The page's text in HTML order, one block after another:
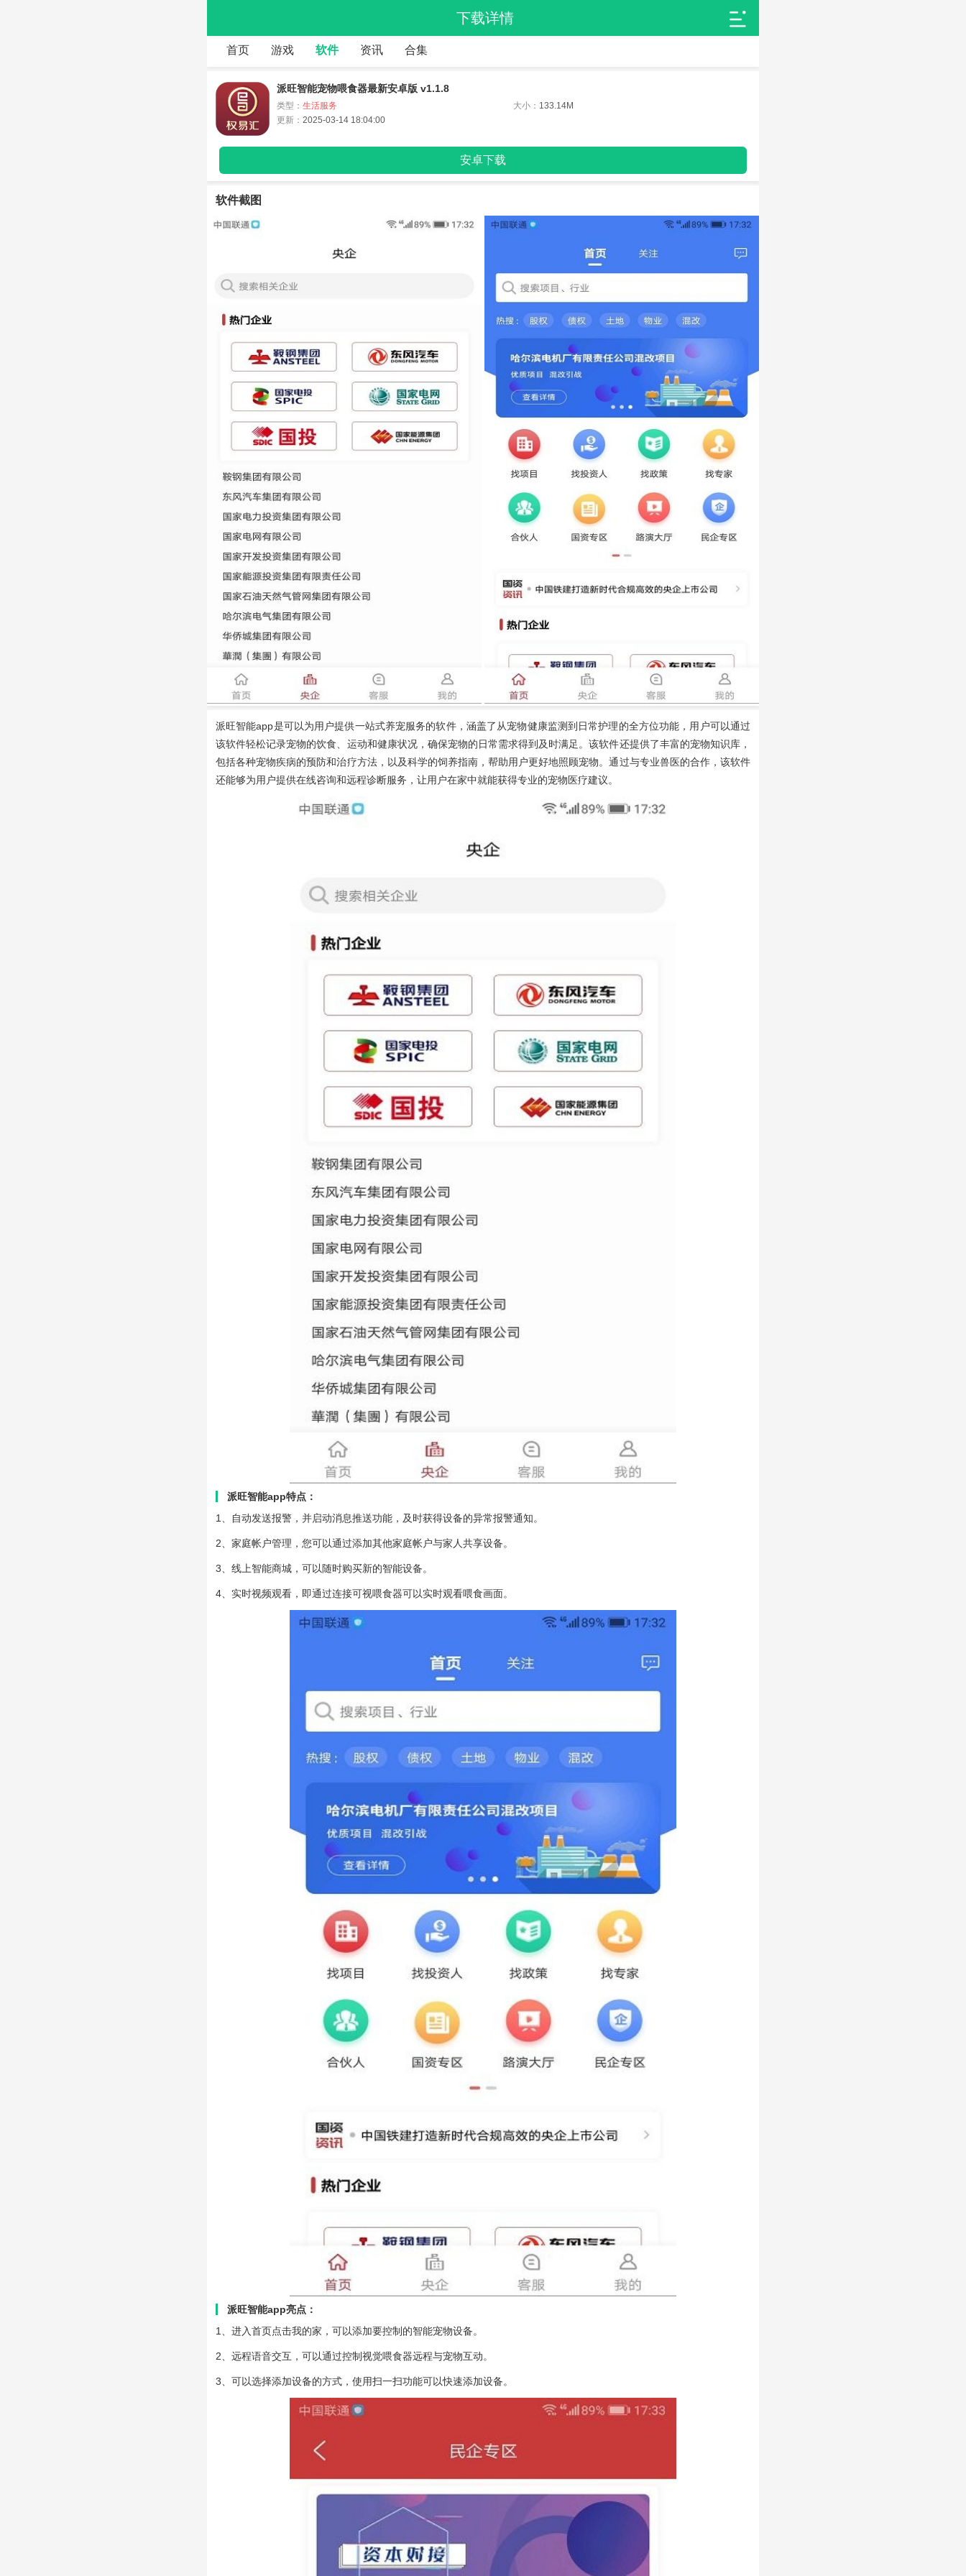
下载详情
首页 游戏 软件 资讯 合集
派旺智能宠物喂食器最新安卓版 v1.1.8
类型： 生活服务 大小： 133.14M
更新： 2025-03-14 18:04:00
安卓下载
软件截图
派旺智能app是可以为用户提供一站式养宠服务的软件，涵盖了从宠物健康监测到日常护理的全方位功能，用户可以通过
该软件轻松记录宠物的饮食、运动和健康状况，确保宠物的日常需求得到及时满足。该软件还提供了丰富的宠物知识库，
包括各种宠物疾病的预防和治疗方法，以及科学的饲养指南，帮助用户更好地照顾宠物。通过与专业兽医的合作，该软件
还能够为用户提供在线咨询和远程诊断服务，让用户在家中就能获得专业的宠物医疗建议。
派旺智能app特点：
1、自动发送报警，并启动消息推送功能，及时获得设备的异常报警通知。
2、家庭帐户管理，您可以通过添加其他家庭帐户与家人共享设备。
3、线上智能商城，可以随时购买新的智能设备。
4、实时视频观看，即通过连接可视喂食器可以实时观看喂食画面。
派旺智能app亮点：
1、进入首页点击我的家，可以添加要控制的智能宠物设备。
2、远程语音交互，可以通过控制视觉喂食器远程与宠物互动。
3、可以选择添加设备的方式，使用扫一扫功能可以快速添加设备。